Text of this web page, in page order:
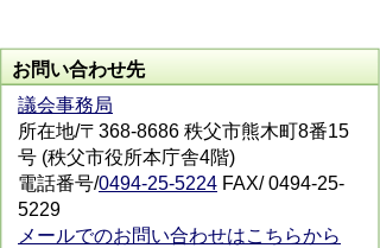
お問い合わせ先
議会事務局
所在地/〒368-8686 秩父市熊木町8番15
号 (秩父市役所本庁舎4階)
電話番号/0494-25-5224 FAX/ 0494-25-
5229
メールでのお問い合わせはこちらから